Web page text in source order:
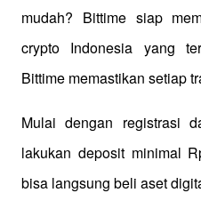
mudah? Bittime siap
crypto Indonesia yang
Bittime memastikan setiap
Mulai dengan registrasi
lakukan deposit minimal
bisa langsung beli aset